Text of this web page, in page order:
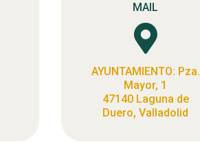
MAIL

AYUNTAMIENTO: Pza.
Mayor, 1
47140 Laguna de
Duero, Valladolid